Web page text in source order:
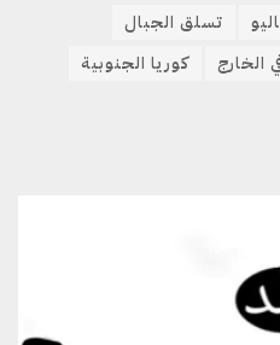
تسلق الجبال
الخارج كوريا الجنوبية